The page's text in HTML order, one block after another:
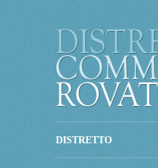
DISTRETTO